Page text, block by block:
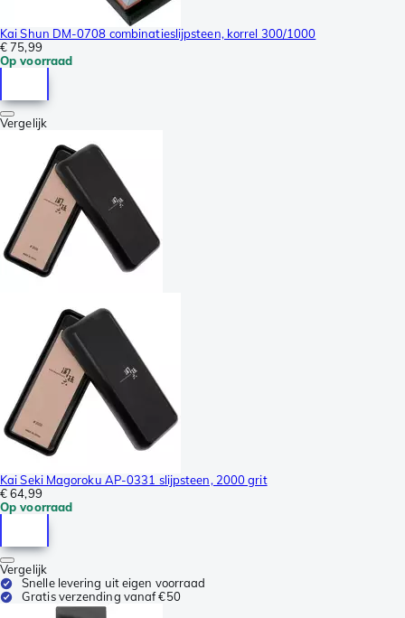
Kai Shun DM-0708 combinatieslijpsteen, korrel 300/1000
€ 75,99
Op voorraad
Vergelijk
Kai Seki Magoroku AP-0331 slijpsteen, 2000 grit
€ 64,99
Op voorraad
Vergelijk
Snelle levering uit eigen voorraad
Gratis verzending vanaf €50